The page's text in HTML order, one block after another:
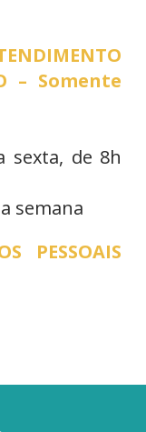
– Somente
sexta, de 8h
semana
PESSOAIS